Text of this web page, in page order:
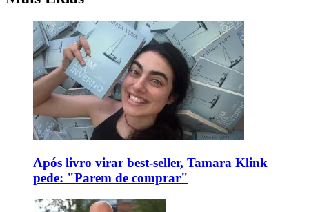
Após livro virar best-seller, Tamara Klink
pede: "Parem de comprar"